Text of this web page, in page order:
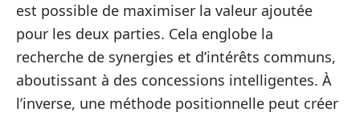
est possible de maximiser la valeur ajoutée
pour les deux parties. Cela englobe la
recherche de synergies et d’intérêts communs,
aboutissant à des concessions intelligentes. À
l’inverse, une méthode positionnelle peut créer